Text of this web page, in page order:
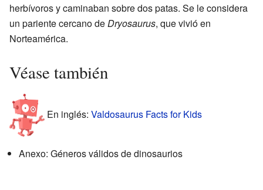
herbívoros y caminaban sobre dos patas. Se le considera
un pariente cercano deDryosaurus, que vivió en
Norteamérica.
Véase también
En inglés: Valdosaurus Facts for Kids
Anexo: Géneros válidos de dinosaurios